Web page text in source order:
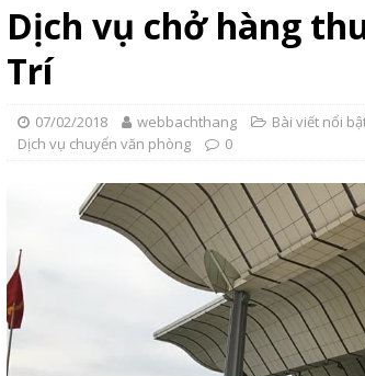
Dịch vụ chở hàng
Trí
07/02/2018 webbachthang Bài viết nổi
Dịch vụ chuyển văn phòng
0